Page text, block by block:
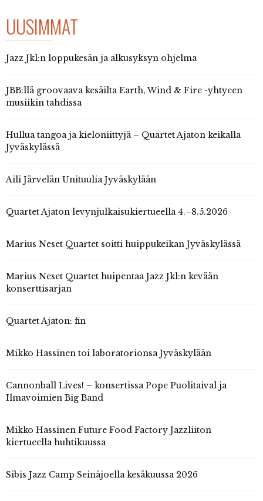
UUSIMMAT
Jazz Jkl:n loppukesän ja alkusyksyn ohjelma
JBB:llä groovaava kesäilta Earth, Wind & Fire -yhtyeen
musiikin tahdissa
Hullua tangoa ja kieloniittyjä – Quartet Ajaton keikalla
Jyväskylässä
Aili Järvelän Unituulia Jyväskylään
Quartet Ajaton levynjulkaisukiertueella 4.–8.5.2026
Marius Neset Quartet soitti huippukeikan Jyväskylässä
Marius Neset Quartet huipentaa Jazz Jkl:n kevään
konserttisarjan
Quartet Ajaton: fin
Mikko Hassinen toi laboratorionsa Jyväskylään
Cannonball Lives! – konsertissa Pope Puolitaival ja
Ilmavoimien Big Band
Mikko Hassinen Future Food Factory Jazzliiton
kiertueella huhtikuussa
Sibis Jazz Camp Seinäjoella kesäkuussa 2026